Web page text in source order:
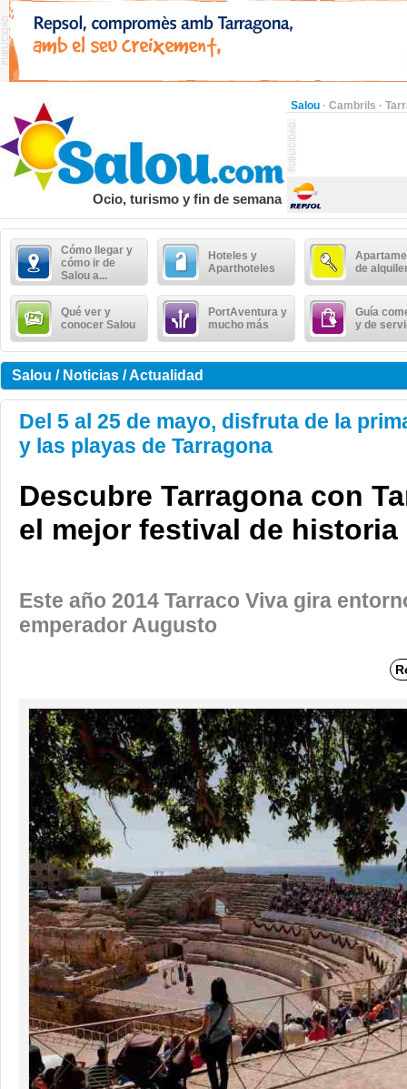
Salou · Cambrils ·
Ocio, turismo y fin de semana
Cómo llegar y
cómo ir de
Salou a...
Hoteles y
Aparthoteles
de
Qué ver y
conocer Salou
PortAventura y
mucho más
Guía
y de
Salou / Noticias / Actualidad
Del 5 al 25 de mayo, disfruta de la
y las playas de Tarragona
Descubre Tarragona con
el mejor festival de historia
Este año 2014 Tarraco Viva gira
emperador Augusto